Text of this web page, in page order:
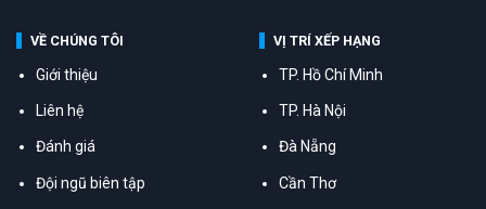
VỀ CHÚNG TÔI
Giới thiệu
Liên hệ
Đánh giá
Đội ngũ biên tập
VỊ TRÍ XẾP HẠNG
TP. Hồ Chí Minh
TP. Hà Nội
Đà Nẵng
Cần Thơ